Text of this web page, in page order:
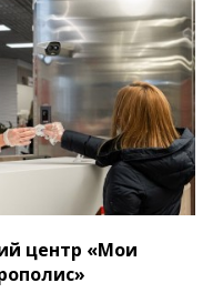
центр «Мои